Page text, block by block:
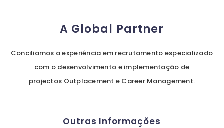
A Global Partner
Conciliamos a experiência em recrutamento especializado
com o desenvolvimento e implementação de
projectos Outplacement e Career Management.
Outras Informações